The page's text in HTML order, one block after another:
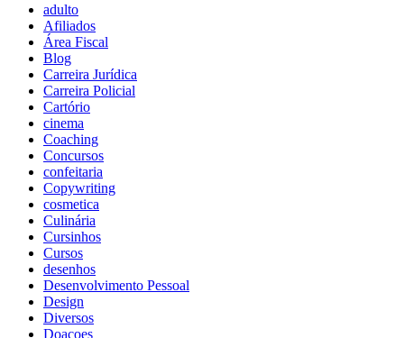
adulto
Afiliados
Área Fiscal
Blog
Carreira Jurídica
Carreira Policial
Cartório
cinema
Coaching
Concursos
confeitaria
Copywriting
cosmetica
Culinária
Cursinhos
Cursos
desenhos
Desenvolvimento Pessoal
Design
Diversos
Doaçoes